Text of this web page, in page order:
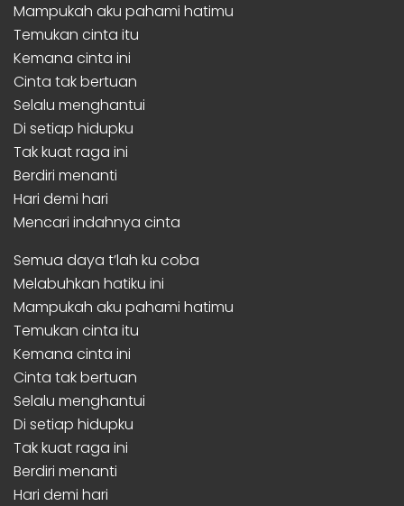
Mampukah aku pahami hatimu
Temukan cinta itu
Kemana cinta ini
Cinta tak bertuan
Selalu menghantui
Di setiap hidupku
Tak kuat raga ini
Berdiri menanti
Hari demi hari
Mencari indahnya cinta
Semua daya t’lah ku coba
Melabuhkan hatiku ini
Mampukah aku pahami hatimu
Temukan cinta itu
Kemana cinta ini
Cinta tak bertuan
Selalu menghantui
Di setiap hidupku
Tak kuat raga ini
Berdiri menanti
Hari demi hari